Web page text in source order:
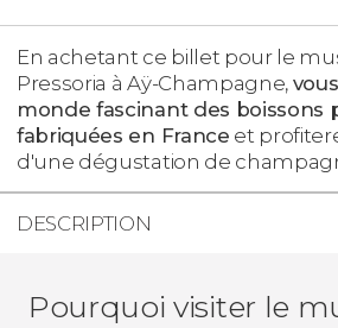
En achetant ce billet pour le
Pressoria à Aÿ-Champagne,
monde fascinant des boissons
fabriquées en France et
d'une dégustation de
DESCRIPTION
Pourquoi visiter le